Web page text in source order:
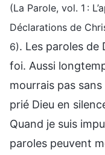
(La Parole, vol. 1 :
Déclarations de
6). Les paroles de
foi. Aussi
mourrais pas sans
prié Dieu en
Quand je suis
paroles peuvent